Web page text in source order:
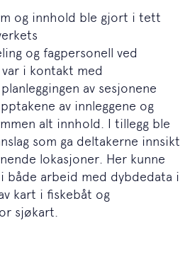
og innhold ble gjort i tett
og fagpersonell ved
i kontakt med
av sesjonene
av innleggene og
alt innhold. I tillegg ble
som ga deltakerne innsikt
lokasjoner. Her kunne
både arbeid med dybdedata i
kart i fiskebåt og
sjøkart.